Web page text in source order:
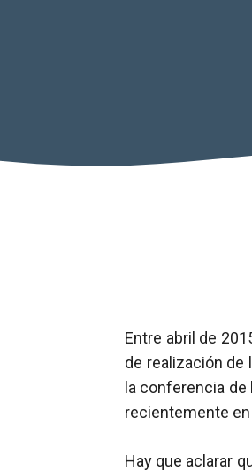
Entre abril de
de realización de
la conferencia
recientemente
Hay que aclarar